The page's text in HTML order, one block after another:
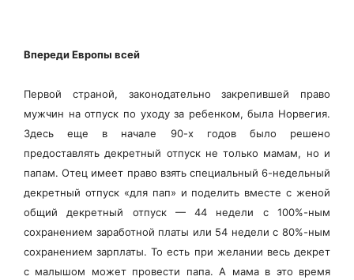
Впереди Европы всей
Первой страной, законодательно закрепившей право
мужчин на отпуск по уходу за ребенком, была Норвегия.
Здесь еще в начале 90-х годов было решено
предоставлять декретный отпуск не только мамам, но и
папам. Отец имеет право взять специальный 6-недельный
декретный отпуск «для пап» и поделить вместе с женой
общий декретный отпуск — 44 недели с 100%-ным
сохранением заработной платы или 54 недели с 80%-ным
сохранением зарплаты. То есть при желании весь декрет
с малышом может провести папа. А мама в это время